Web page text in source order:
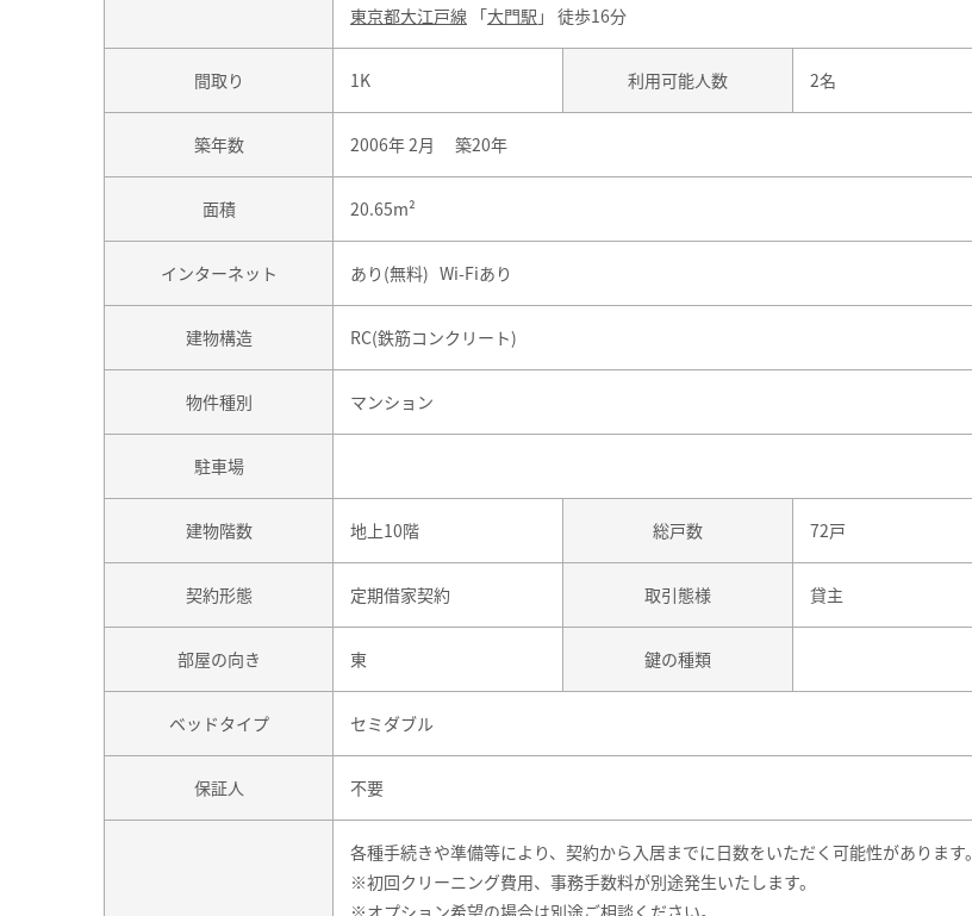
東京都大江戸線 「大門駅 」 徒歩16分
間取り 1K 利用可能人数 2名
築年数 2006年 2月 築20年
面積 20.65m²
インターネット あり(無料) Wi-Fiあり
建物構造 RC(鉄筋コンクリート)
物件種別 マンション
駐車場
建物階数 地上10階 総戸数 72戸
契約形態 定期借家契約 取引態様 貸主
部屋の向き 東 鍵の種類
ベッドタイプ セミダブル
保証人 不要
各種手続きや準備等により、契約から入居までに日数をいただく可能性があります。
※初回クリーニング費用、事務手数料が別途発生いたします。